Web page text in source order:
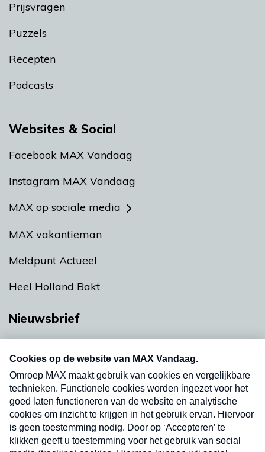
Prijsvragen
Puzzels
Recepten
Podcasts
Websites & Social
Facebook MAX Vandaag
Instagram MAX Vandaag
MAX op sociale media
MAX vakantieman
Meldpunt Actueel
Heel Holland Bakt
Nieuwsbrief
nieuwsbrief. Elke vrijdag- en dinsdagochtend in
uw mailbox.
Verzend